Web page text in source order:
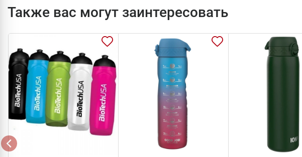
Также вас могут заинтересовать